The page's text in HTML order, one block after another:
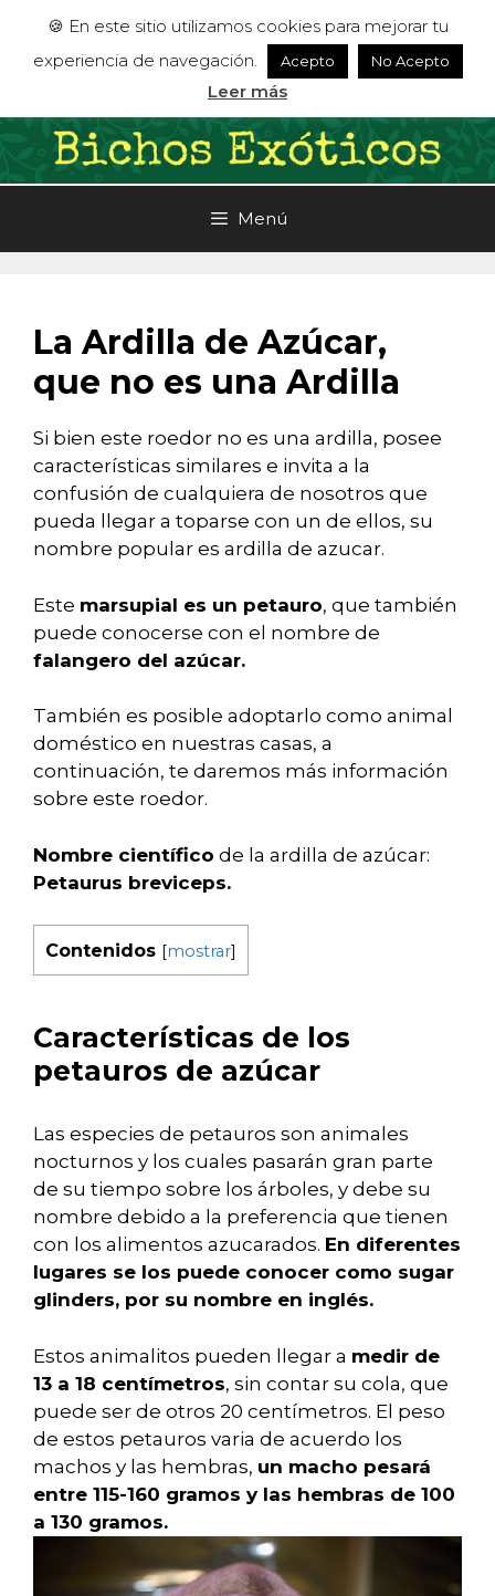
contenido
Menú
La Ardilla de Azúcar,
que no es una Ardilla
Si bien este roedor no es una ardilla, posee
características similares e invita a la
confusión de cualquiera de nosotros que
pueda llegar a toparse con un de ellos, su
nombre popular es ardilla de azucar.
Este marsupial es un petauro, que también
puede conocerse con el nombre de
falangero del azúcar.
También es posible adoptarlo como animal
doméstico en nuestras casas, a
continuación, te daremos más información
sobre este roedor.
Nombre científico de la ardilla de azúcar:
Petaurus breviceps.
Contenidos [mostrar]
Características de los
petauros de azúcar
Las especies de petauros son animales
nocturnos y los cuales pasarán gran parte
de su tiempo sobre los árboles, y debe su
nombre debido a la preferencia que tienen
con los alimentos azucarados. En diferentes
lugares se los puede conocer como sugar
glinders, por su nombre en inglés.
Estos animalitos pueden llegar a medir de
13 a 18 centímetros, sin contar su cola, que
puede ser de otros 20 centímetros. El peso
de estos petauros varia de acuerdo los
machos y las hembras, un macho pesará
entre 115-160 gramos y las hembras de 100
a 130 gramos.
🍪 En este sitio utilizamos cookies para mejorar tu
experiencia de navegación.
Acepto No Acepto
Leer más